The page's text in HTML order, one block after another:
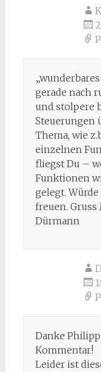
gerade nach
und stolpere
Steuerungen
Thema, wie
einzelnen
fliegst Du –
Funktionen
gelegt.
freuen. Gruss
Dürmann
Danke
Kommentar!
Leider ist